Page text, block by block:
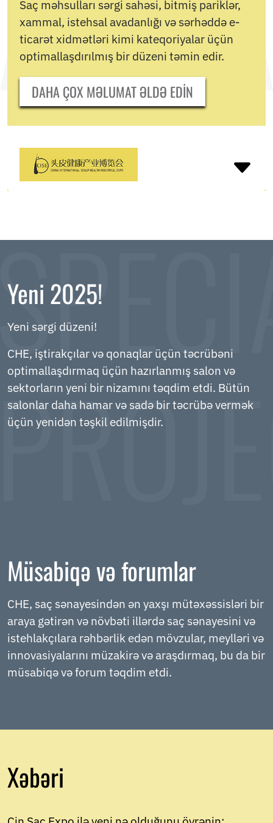
Saç məhsulları sərgi sahəsi, bitmiş pariklər,
xammal, istehsal avadanlığı və sərhəddə e-
ticarət xidmətləri kimi kateqoriyalar üçün
optimallaşdırılmış bir düzeni təmin edir.
DAHA ÇOX MƏLUMAT ƏLDƏ EDIN
Yeni 2025!
Yeni sərgi düzeni!
CHE, iştirakçılar və qonaqlar üçün təcrübəni
optimallaşdırmaq üçün hazırlanmış salon və
sektorların yeni bir nizamını təqdim etdi. Bütün
salonlar daha hamar və sadə bir təcrübə vermək
üçün yenidən təşkil edilmişdir.
Müsabiqə və forumlar
CHE, saç sənayesindən ən yaxşı mütəxəssisləri bir
araya gətirən və növbəti illərdə saç sənayesini və
istehlakçılara rəhbərlik edən mövzular, meylləri və
innovasiyalarını müzakirə və araşdırmaq, bu da bir
müsabiqə və forum təqdim etdi.
Xəbəri